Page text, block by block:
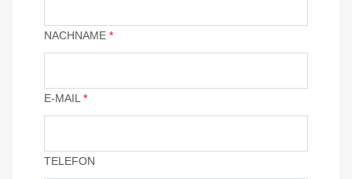
NACHNAME *
E-MAIL *
TELEFON